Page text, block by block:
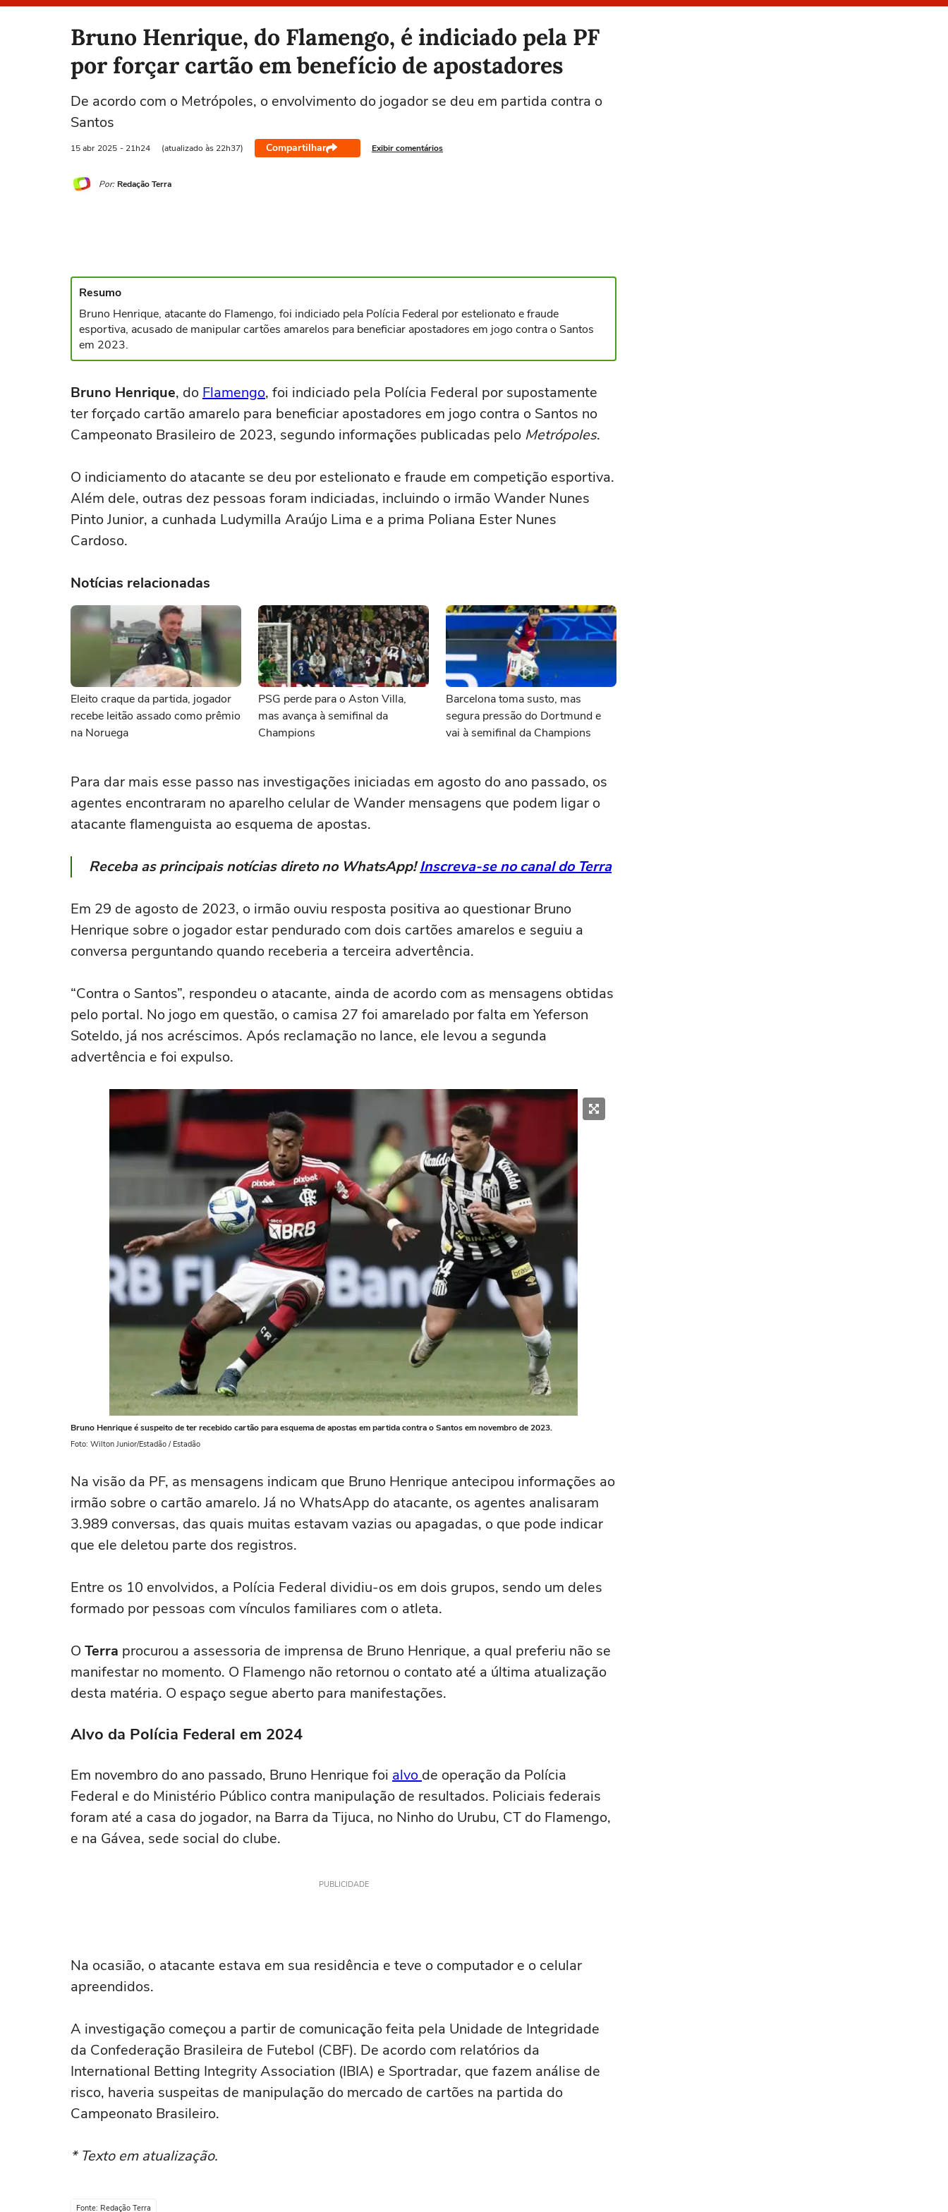
Bruno Henrique, do Flamengo, é indiciado pela PF
por forçar cartão em benefício de apostadores
De acordo com o Metrópoles, o envolvimento do jogador se deu em partida contra o
Santos
15 abr 2025 - 21h24 (atualizado às 22h37) Compartilhar Exibir comentários
Por: Redação Terra
Resumo
Bruno Henrique, atacante do Flamengo, foi indiciado pela Polícia Federal por estelionato e fraude
esportiva, acusado de manipular cartões amarelos para beneficiar apostadores em jogo contra o Santos
em 2023.
Bruno Henrique, do Flamengo, foi indiciado pela Polícia Federal por supostamente
ter forçado cartão amarelo para beneficiar apostadores em jogo contra o Santos no
Campeonato Brasileiro de 2023, segundo informações publicadas pelo Metrópoles.
O indiciamento do atacante se deu por estelionato e fraude em competição esportiva.
Além dele, outras dez pessoas foram indiciadas, incluindo o irmão Wander Nunes
Pinto Junior, a cunhada Ludymilla Araújo Lima e a prima Poliana Ester Nunes
Cardoso.
Notícias relacionadas
Eleito craque da partida, jogador
recebe leitão assado como prêmio
na Noruega
PSG perde para o Aston Villa,
mas avança à semifinal da
Champions
Barcelona toma susto, mas
segura pressão do Dortmund e
vai à semifinal da Champions
Para dar mais esse passo nas investigações iniciadas em agosto do ano passado, os
agentes encontraram no aparelho celular de Wander mensagens que podem ligar o
atacante flamenguista ao esquema de apostas.
Receba as principais notícias direto no WhatsApp!Inscreva-se no canal do Terra
Em 29 de agosto de 2023, o irmão ouviu resposta positiva ao questionar Bruno
Henrique sobre o jogador estar pendurado com dois cartões amarelos e seguiu a
conversa perguntando quando receberia a terceira advertência.
“Contra o Santos”, respondeu o atacante, ainda de acordo com as mensagens obtidas
pelo portal. No jogo em questão, o camisa 27 foi amarelado por falta em Yeferson
Soteldo, já nos acréscimos. Após reclamação no lance, ele levou a segunda
advertência e foi expulso.
Bruno Henrique é suspeito de ter recebido cartão para esquema de apostas em partida contra o Santos em novembro de 2023.
Foto: Wilton Junior/Estadão / Estadão
Na visão da PF, as mensagens indicam que Bruno Henrique antecipou informações ao
irmão sobre o cartão amarelo. Já no WhatsApp do atacante, os agentes analisaram
3.989 conversas, das quais muitas estavam vazias ou apagadas, o que pode indicar
que ele deletou parte dos registros.
Entre os 10 envolvidos, a Polícia Federal dividiu-os em dois grupos, sendo um deles
formado por pessoas com vínculos familiares com o atleta.
O Terra procurou a assessoria de imprensa de Bruno Henrique, a qual preferiu não se
manifestar no momento. O Flamengo não retornou o contato até a última atualização
desta matéria. O espaço segue aberto para manifestações.
Alvo da Polícia Federal em 2024
Em novembro do ano passado, Bruno Henrique foi alvo de operação da Polícia
Federal e do Ministério Público contra manipulação de resultados. Policiais federais
foram até a casa do jogador, na Barra da Tijuca, no Ninho do Urubu, CT do Flamengo,
e na Gávea, sede social do clube.
PUBLICIDADE
Na ocasião, o atacante estava em sua residência e teve o computador e o celular
apreendidos.
A investigação começou a partir de comunicação feita pela Unidade de Integridade
da Confederação Brasileira de Futebol (CBF). De acordo com relatórios da
International Betting Integrity Association (IBIA) e Sportradar, que fazem análise de
risco, haveria suspeitas de manipulação do mercado de cartões na partida do
Campeonato Brasileiro.
* Texto em atualização.
Fonte: Redação Terra